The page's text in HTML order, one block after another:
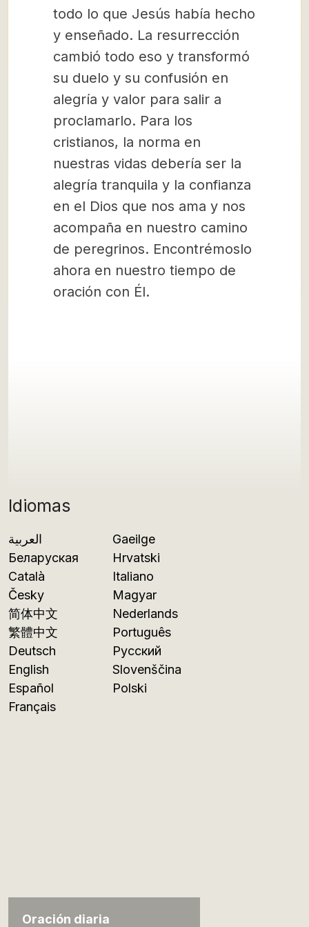
Idiomas
العربية
Беларуская
Català
Česky
简体中文
繁體中文
Deutsch
English
Español
Français
Gaeilge
Hrvatski
Italiano
Magyar
Nederlands
Português
Русский
Slovenščina
Polski
Oración diaria
todo lo que Jesús había hecho
y enseñado. La resurrección
cambió todo eso y transformó
su duelo y su confusión en
alegría y valor para salir a
proclamarlo. Para los
cristianos, la norma en
nuestras vidas debería ser la
alegría tranquila y la confianza
en el Dios que nos ama y nos
acompaña en nuestro camino
de peregrinos. Encontrémoslo
ahora en nuestro tiempo de
oración con Él.